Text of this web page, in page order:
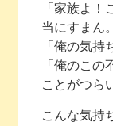
「家族よ
当にすまん
「俺の気持
「俺のこ
ことがつら
こんな気持